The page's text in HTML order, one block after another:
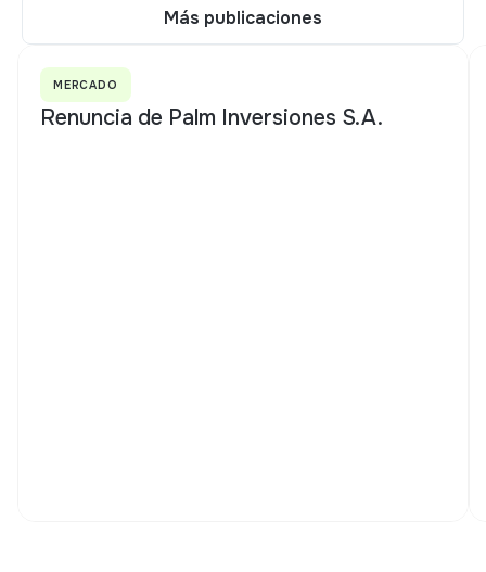
Más publicaciones
MERCADO
Renuncia de Palm Inversiones S.A.